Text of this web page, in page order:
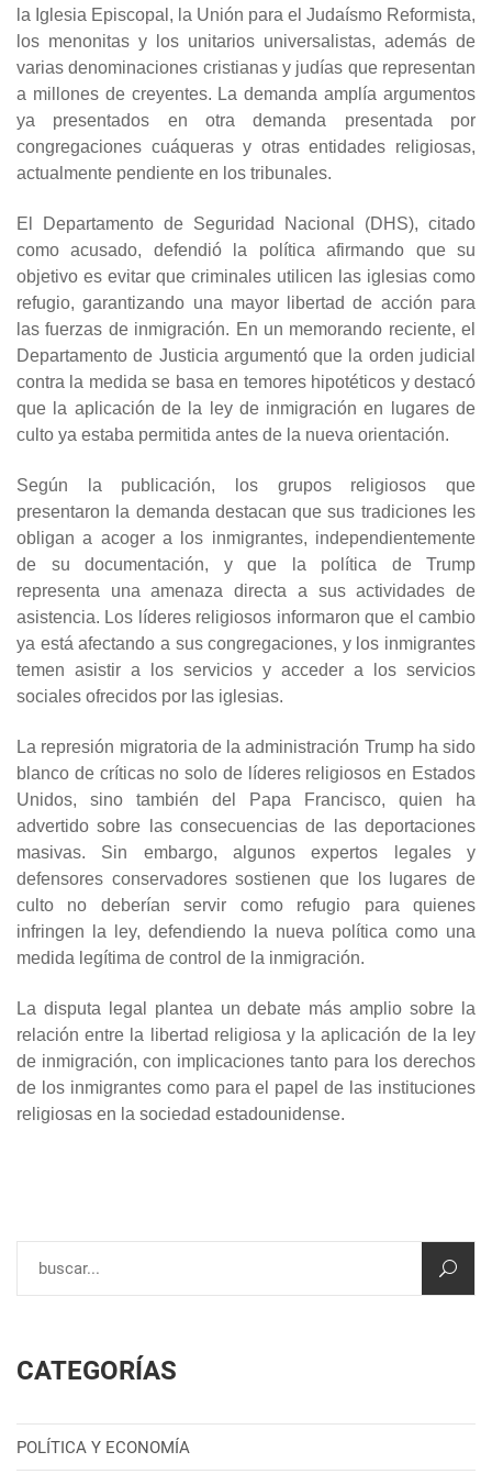
la Iglesia Episcopal, la Unión para el Judaísmo Reformista,
los menonitas y los unitarios universalistas, además de
varias denominaciones cristianas y judías que representan
a millones de creyentes. La demanda amplía argumentos
ya presentados en otra demanda presentada por
congregaciones cuáqueras y otras entidades religiosas,
actualmente pendiente en los tribunales.
El Departamento de Seguridad Nacional (DHS), citado
como acusado, defendió la política afirmando que su
objetivo es evitar que criminales utilicen las iglesias como
refugio, garantizando una mayor libertad de acción para
las fuerzas de inmigración. En un memorando reciente, el
Departamento de Justicia argumentó que la orden judicial
contra la medida se basa en temores hipotéticos y destacó
que la aplicación de la ley de inmigración en lugares de
culto ya estaba permitida antes de la nueva orientación.
Según la publicación, los grupos religiosos que
presentaron la demanda destacan que sus tradiciones les
obligan a acoger a los inmigrantes, independientemente
de su documentación, y que la política de Trump
representa una amenaza directa a sus actividades de
asistencia. Los líderes religiosos informaron que el cambio
ya está afectando a sus congregaciones, y los inmigrantes
temen asistir a los servicios y acceder a los servicios
sociales ofrecidos por las iglesias.
La represión migratoria de la administración Trump ha sido
blanco de críticas no solo de líderes religiosos en Estados
Unidos, sino también del Papa Francisco, quien ha
advertido sobre las consecuencias de las deportaciones
masivas. Sin embargo, algunos expertos legales y
defensores conservadores sostienen que los lugares de
culto no deberían servir como refugio para quienes
infringen la ley, defendiendo la nueva política como una
medida legítima de control de la inmigración.
La disputa legal plantea un debate más amplio sobre la
relación entre la libertad religiosa y la aplicación de la ley
de inmigración, con implicaciones tanto para los derechos
de los inmigrantes como para el papel de las instituciones
religiosas en la sociedad estadounidense.
CATEGORÍAS
POLÍTICA Y ECONOMÍA